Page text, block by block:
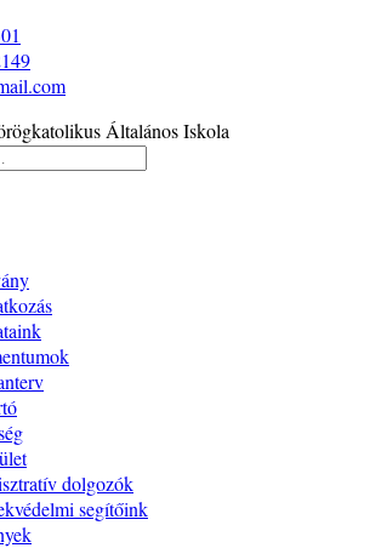
Általános Iskola
dolgozók
segítőink